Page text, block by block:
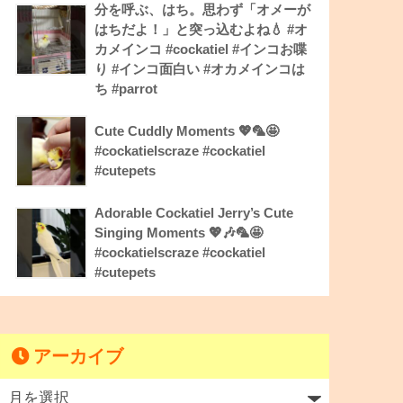
分を呼ぶ、はち。思わず「オメーが
はちだよ！」と突っ込むよね💧 #オ
カメインコ #cockatiel #インコお喋
り #インコ面白い #オカメインコは
ち #parrot
Cute Cuddly Moments 💖🦜🤩
#cockatielscraze #cockatiel
#cutepets
Adorable Cockatiel Jerry’s Cute
Singing Moments 💖🎶🦜🤩
#cockatielscraze #cockatiel
#cutepets
アーカイブ